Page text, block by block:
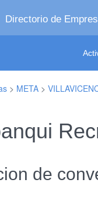
Directorio de
> META >
de